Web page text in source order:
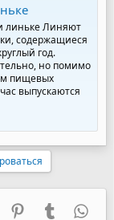
линьке Линяют
содержащиеся
год.
но помимо
пищевых
выпускаются
Reddit PinterestTumblr